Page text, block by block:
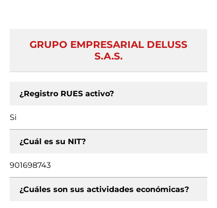
GRUPO EMPRESARIAL DELUSS
S.A.S.
¿Registro RUES activo?
Si
¿Cuál es su NIT?
901698743
¿Cuáles son sus actividades económicas?